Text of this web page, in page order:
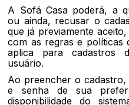
A Sofá Casa poderá, a
ou ainda, recusar o
que já previamente
com as regras e políticas
aplica para cadastros
usuário.
Ao preencher o
e senha de sua
disponibilidade do